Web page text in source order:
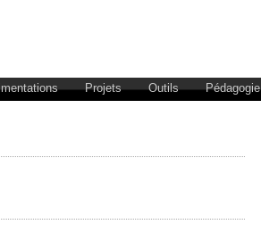
Projets Outils Pédagogie